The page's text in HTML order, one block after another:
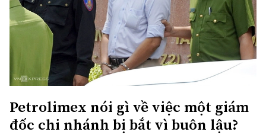
Petrolimex nói gì về việc một giám
đốc chi nhánh bị bắt vì buôn lậu?